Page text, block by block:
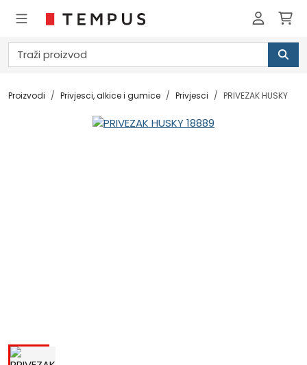
Proizvodi Privjesci, alkice i gumice Privjesci PRIVEZAK HUSKY